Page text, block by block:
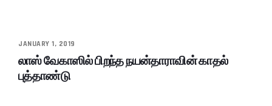
JANUARY 1, 2019
லாஸ் வேகாஸில் பிறந்த நயன்தாராவின் காதல்
புத்தாண்டு